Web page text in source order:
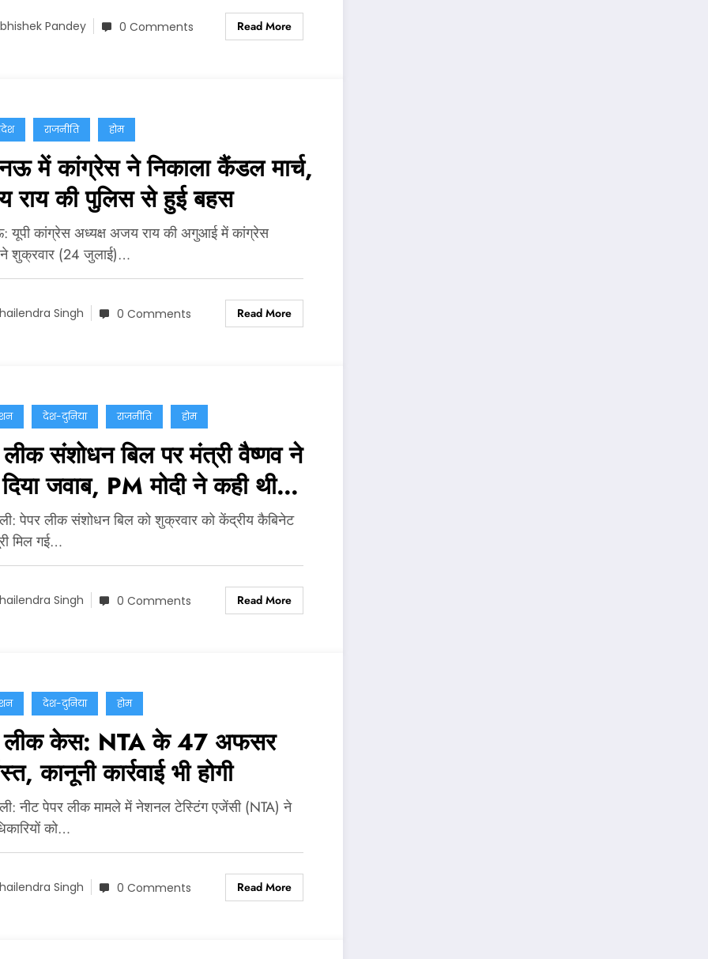
Pandey 0 Comments Read More
राजनीति होम
में कांग्रेस ने निकाला कैंडल मार्च,
राय की पुलिस से हुई बहस
कांग्रेस अध्यक्ष अजय राय की अगुआई में कांग्रेस
शुक्रवार (24 जुलाई)…
Singh 0 Comments Read More
देश-दुनिया राजनीति होम
संशोधन बिल पर मंत्री वैष्णव ने
जवाब, PM मोदी ने कही थी
कानून लाने की बात
पेपर लीक संशोधन बिल को शुक्रवार को केंद्रीय कैबिनेट
मिल गई…
Singh 0 Comments Read More
देश-दुनिया होम
लीक केस: NTA के 47 अफसर
कानूनी कार्रवाई भी होगी
नीट पेपर लीक मामले में नेशनल टेस्टिंग एजेंसी (NTA) ने
को…
Singh 0 Comments Read More